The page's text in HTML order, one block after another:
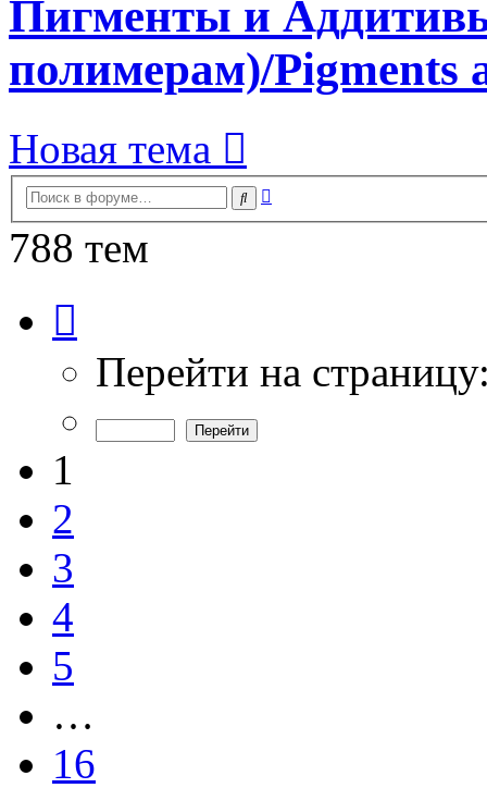
Пигменты и
полимерам)/Pigments
Новая тема
Поиск
788 тем
из
Перейти на
1
2
3
4
5
…
16